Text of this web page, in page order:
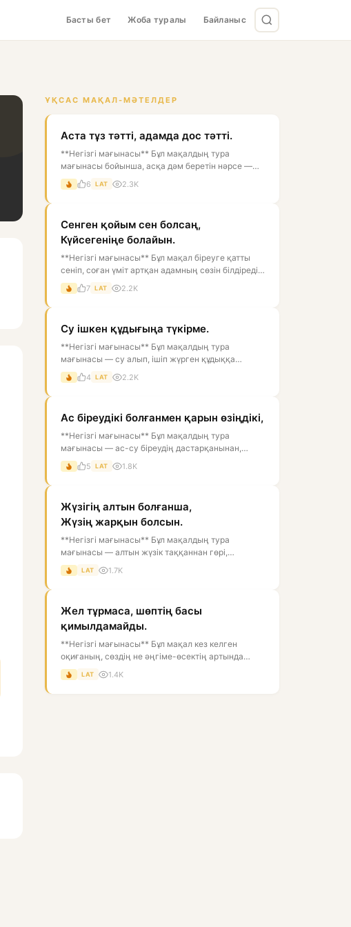
Басты бет Жоба туралы Байланыс
ҰҚСАС МАҚАЛ-МӘТЕЛДЕР
Аста тұз тәтті, адамда дос тәтті.
**Негізгі мағынасы** Бұл мақалдың тура
мағынасы бойынша, асқа дәм беретін нәрсе —
тұз, ал адам өмірін мәнді ететін нәрс...
6 LAT 2.3K
Сенген қойым сен болсаң,
Күйсегеніңе болайын.
**Негізгі мағынасы** Бұл мақал біреуге қатты
сеніп, соған үміт артқан адамның сөзін білдіреді.
Тура мағынасы — «егер се...
7 LAT 2.2K
Су ішкен құдығыңа түкірме.
**Негізгі мағынасы** Бұл мақалдың тура
мағынасы — су алып, ішіп жүрген құдыққа
түкіруге болмайды, өйткені ол суды ластай...
4 LAT 2.2K
Ас біреудікі болғанмен қарын өзіңдікі,
**Негізгі мағынасы** Бұл мақалдың тура
мағынасы — ас-су біреудің дастарқанынан,
өзгенің қолынан келуі мүмкін, ал оны қор...
5 LAT 1.8K
Жүзігің алтын болғанша,
Жүзің жарқын болсын.
**Негізгі мағынасы** Бұл мақалдың тура
мағынасы — алтын жүзік таққаннан гөрі,
адамның жүзі ашық, нұрлы, көрікті болғаны...
LAT 1.7K
Жел тұрмаса, шөптің басы
қимылдамайды.
**Негізгі мағынасы** Бұл мақал кез келген
оқиғаның, сөздің не әңгіме-өсектің артында
белгілі бір себеп болатынын білдіре...
LAT 1.4K